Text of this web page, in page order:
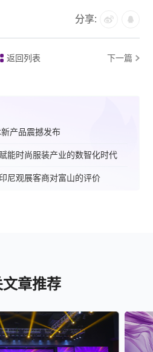
分享:
返回列表 下一篇
产品震撼发布
能时尚服装产业的数智化时代
尼观展客商对富山的评价
章推荐